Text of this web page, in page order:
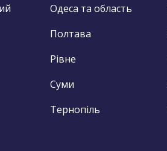
Одеса та область
Полтава
Рівне
Суми
Тернопіль